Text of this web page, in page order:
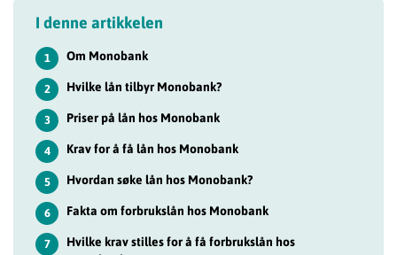
I denne artikkelen
1 Om Monobank
2 Hvilke lån tilbyr Monobank?
3 Priser på lån hos Monobank
4 Krav for å få lån hos Monobank
5 Hvordan søke lån hos Monobank?
6 Fakta om forbrukslån hos Monobank
7
Hvilke krav stilles for å få forbrukslån hos